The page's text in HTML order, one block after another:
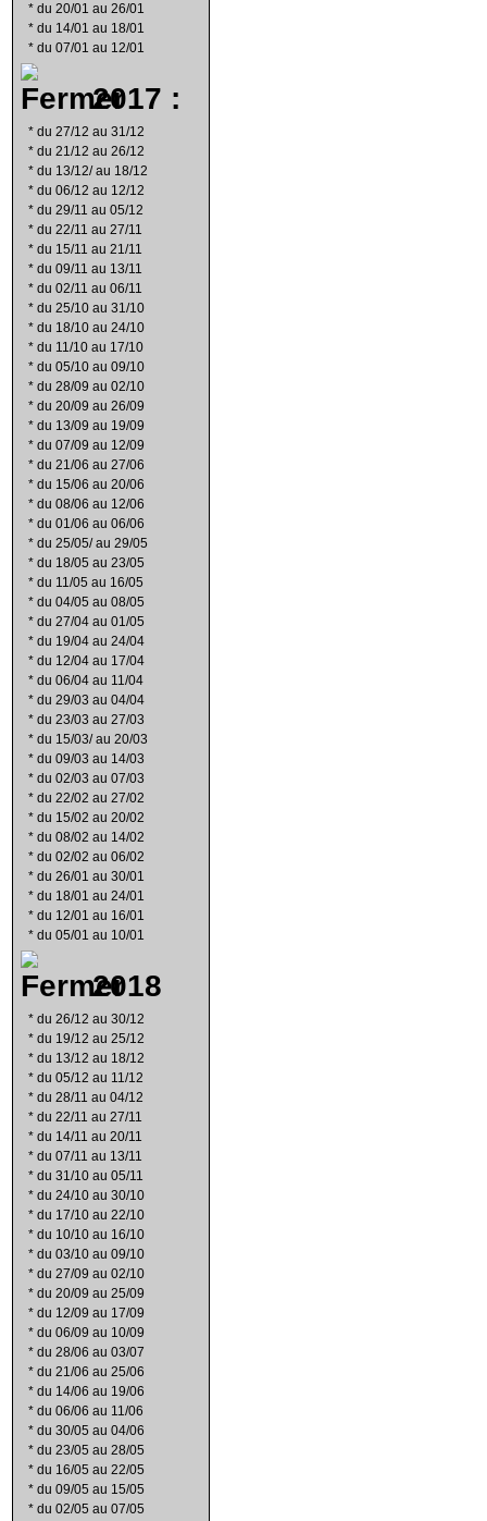
* du 20/01 au 26/01
* du 14/01 au 18/01
* du 07/01 au 12/01
2017 :
* du 27/12 au 31/12
* du 21/12 au 26/12
* du 13/12/ au 18/12
* du 06/12 au 12/12
* du 29/11 au 05/12
* du 22/11 au 27/11
* du 15/11 au 21/11
* du 09/11 au 13/11
* du 02/11 au 06/11
* du 25/10 au 31/10
* du 18/10 au 24/10
* du 11/10 au 17/10
* du 05/10 au 09/10
* du 28/09 au 02/10
* du 20/09 au 26/09
* du 13/09 au 19/09
* du 07/09 au 12/09
* du 21/06 au 27/06
* du 15/06 au 20/06
* du 08/06 au 12/06
* du 01/06 au 06/06
* du 25/05/ au 29/05
* du 18/05 au 23/05
* du 11/05 au 16/05
* du 04/05 au 08/05
* du 27/04 au 01/05
* du 19/04 au 24/04
* du 12/04 au 17/04
* du 06/04 au 11/04
* du 29/03 au 04/04
* du 23/03 au 27/03
* du 15/03/ au 20/03
* du 09/03 au 14/03
* du 02/03 au 07/03
* du 22/02 au 27/02
* du 15/02 au 20/02
* du 08/02 au 14/02
* du 02/02 au 06/02
* du 26/01 au 30/01
* du 18/01 au 24/01
* du 12/01 au 16/01
* du 05/01 au 10/01
2018
* du 26/12 au 30/12
* du 19/12 au 25/12
* du 13/12 au 18/12
* du 05/12 au 11/12
* du 28/11 au 04/12
* du 22/11 au 27/11
* du 14/11 au 20/11
* du 07/11 au 13/11
* du 31/10 au 05/11
* du 24/10 au 30/10
* du 17/10 au 22/10
* du 10/10 au 16/10
* du 03/10 au 09/10
* du 27/09 au 02/10
* du 20/09 au 25/09
* du 12/09 au 17/09
* du 06/09 au 10/09
* du 28/06 au 03/07
* du 21/06 au 25/06
* du 14/06 au 19/06
* du 06/06 au 11/06
* du 30/05 au 04/06
* du 23/05 au 28/05
* du 16/05 au 22/05
* du 09/05 au 15/05
* du 02/05 au 07/05